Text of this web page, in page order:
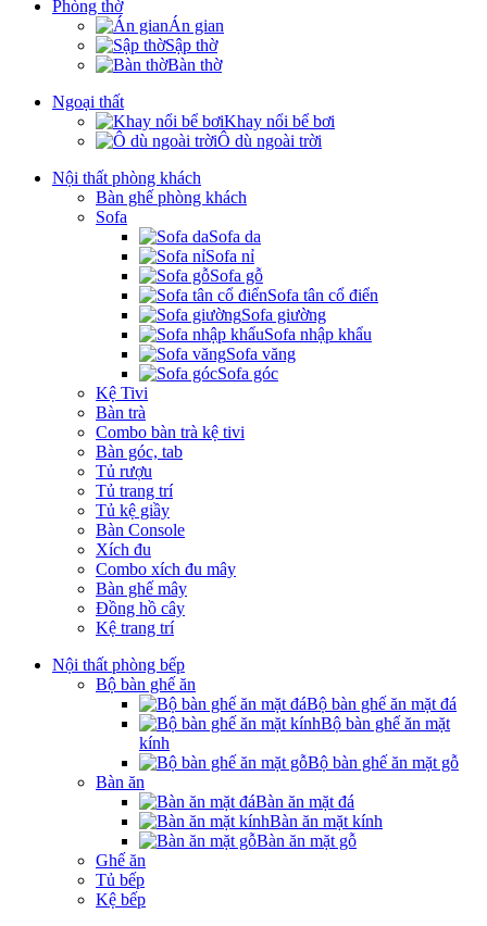
Phòng thờ
Án gian
Sập thờ
Bàn thờ
Ngoại thất
Khay nổi bể bơi
Ô dù ngoài trời
Nội thất phòng khách
Bàn ghế phòng khách
Sofa
Sofa da
Sofa nỉ
Sofa gỗ
Sofa tân cổ điển
Sofa giường
Sofa nhập khẩu
Sofa văng
Sofa góc
Kệ Tivi
Bàn trà
Combo bàn trà kệ tivi
Bàn góc, tab
Tủ rượu
Tủ trang trí
Tủ kệ giầy
Bàn Console
Xích đu
Combo xích đu mây
Bàn ghế mây
Đồng hồ cây
Kệ trang trí
Nội thất phòng bếp
Bộ bàn ghế ăn
Bộ bàn ghế ăn mặt đá
Bộ bàn ghế ăn mặt
kính
Bộ bàn ghế ăn mặt gỗ
Bàn ăn
Bàn ăn mặt đá
Bàn ăn mặt kính
Bàn ăn mặt gỗ
Ghế ăn
Tủ bếp
Kệ bếp